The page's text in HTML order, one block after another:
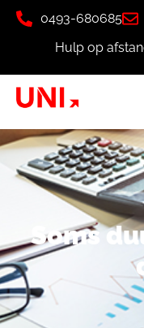
0493-680685
Hulp op
Soms